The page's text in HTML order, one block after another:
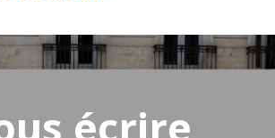
écrire